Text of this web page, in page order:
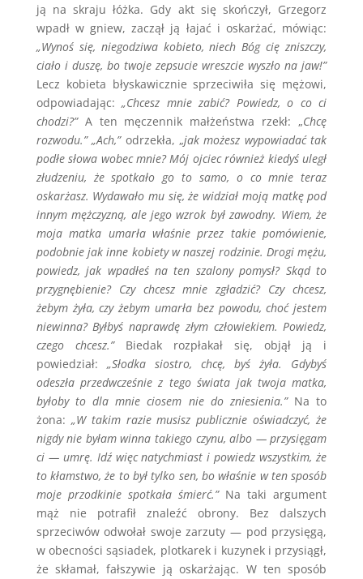
ją na skraju łóżka. Gdy akt się skończył, Grzegorz
wpadł w gniew, zaczął ją łajać i oskarżać, mówiąc:
„Wynoś się, niegodziwa kobieto, niech Bóg cię zniszczy,
ciało i duszę, bo twoje zepsucie wreszcie wyszło na jaw!”
Lecz kobieta błyskawicznie sprzeciwiła się mężowi,
odpowiadając:„Chcesz mnie zabić? Powiedz, o co ci
chodzi?”A ten męczennik małżeństwa rzekł: „Chcę
rozwodu.” „Ach,”odrzekła, „jak możesz wypowiadać tak
podłe słowa wobec mnie? Mój ojciec również kiedyś uległ
złudzeniu, że spotkało go to samo, o co mnie teraz
oskarżasz. Wydawało mu się, że widział moją matkę pod
innym mężczyzną, ale jego wzrok był zawodny. Wiem, że
moja matka umarła właśnie przez takie pomówienie,
podobnie jak inne kobiety w naszej rodzinie. Drogi mężu,
powiedz, jak wpadłeś na ten szalony pomysł? Skąd to
przygnębienie? Czy chcesz mnie zgładzić? Czy chcesz,
żebym żyła, czy żebym umarła bez powodu, choć jestem
niewinna? Byłbyś naprawdę złym człowiekiem. Powiedz,
czego chcesz.”Biedak rozpłakał się, objął ją i
powiedział: „Słodka siostro, chcę, byś żyła. Gdybyś
odeszła przedwcześnie z tego świata jak twoja matka,
byłoby to dla mnie ciosem nie do zniesienia.”Na to
żona: „W takim razie musisz publicznie oświadczyć, że
nigdy nie byłam winna takiego czynu, albo — przysięgam
ci — umrę. Idź więc natychmiast i powiedz wszystkim, że
to kłamstwo, że to był tylko sen, bo właśnie w ten sposób
moje przodkinie spotkała śmierć.”Na taki argument
mąż nie potrafił znaleźć obrony. Bez dalszych
sprzeciwów odwołał swoje zarzuty — pod przysięgą,
w obecności sąsiadek, plotkarek i kuzynek i przysiągł,
że skłamał, fałszywie ją oskarżając. W ten sposób